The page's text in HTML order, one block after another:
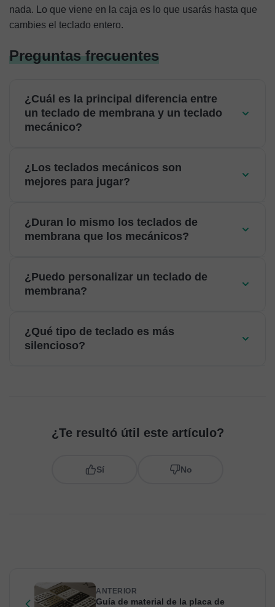
nada. Lo que viene en la caja es lo que usarás hasta que
cambies el teclado entero.
Preguntas frecuentes
¿Cuál es la principal diferencia entre
un teclado de membrana y un teclado
mecánico?
¿Los teclados mecánicos son
mejores para jugar?
¿Duran lo mismo los teclados de
membrana que los mecánicos?
¿Puedo personalizar un teclado de
membrana?
¿Qué tipo de teclado es más
silencioso?
¿Te resultó útil este artículo?
Sí No
ANTERIOR
Guía de material de la placa de